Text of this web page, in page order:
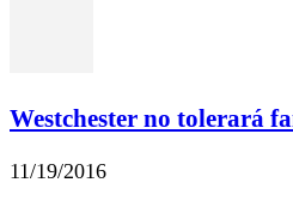
Westchester no tolerará
11/19/2016